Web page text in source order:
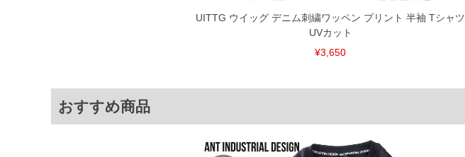
UITTG ウイッグ デニム刺繍ワッペン プリント 半袖 Tシャツ
UVカット
¥3,650
おすすめ商品